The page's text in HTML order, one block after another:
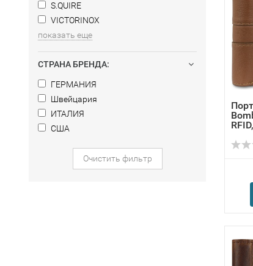
S.QUIRE
VICTORINOX
показать еще
СТРАНА БРЕНДА:
ГЕРМАНИЯ
Швейцария
ИТАЛИЯ
США
Очистить фильтр